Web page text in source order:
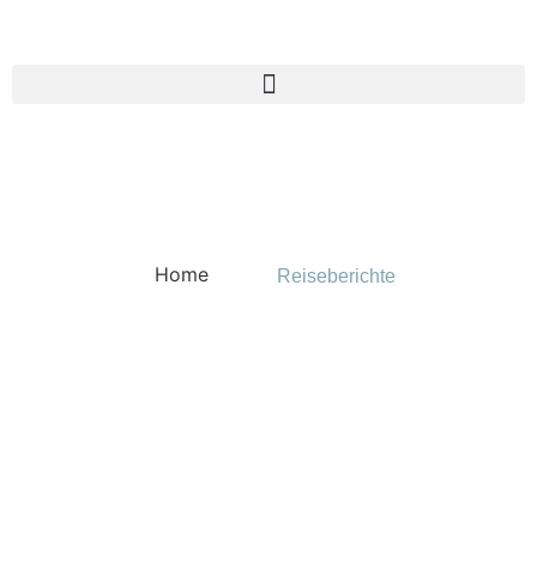
Home Reiseberichte